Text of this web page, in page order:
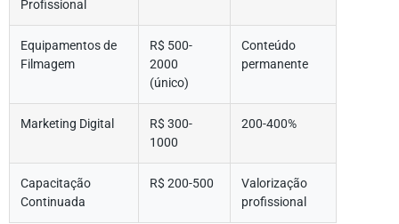
Profissional
Equipamentos de
Filmagem
R$ 500-
2000
(único)
Conteúdo
permanente
Marketing Digital
R$ 300-
1000
200-400%
Capacitação
Continuada
R$ 200-500
Valorização
profissional